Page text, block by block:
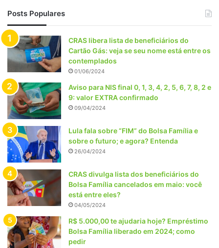
Posts Populares
CRAS libera lista de beneficiários do
Cartão Gás: veja se seu nome está entre os
contemplados
01/06/2024
Aviso para NIS final 0, 1, 3, 4, 2, 5, 6, 7, 8, 2 e
9: valor EXTRA confirmado
09/04/2024
Lula fala sobre “FIM” do Bolsa Família e
sobre o futuro; e agora? Entenda
26/04/2024
CRAS divulga lista dos beneficiários do
Bolsa Família cancelados em maio: você
está entre eles?
04/05/2024
R$ 5.000,00 te ajudaria hoje? Empréstimo
Bolsa Família liberado em 2024; como
pedir